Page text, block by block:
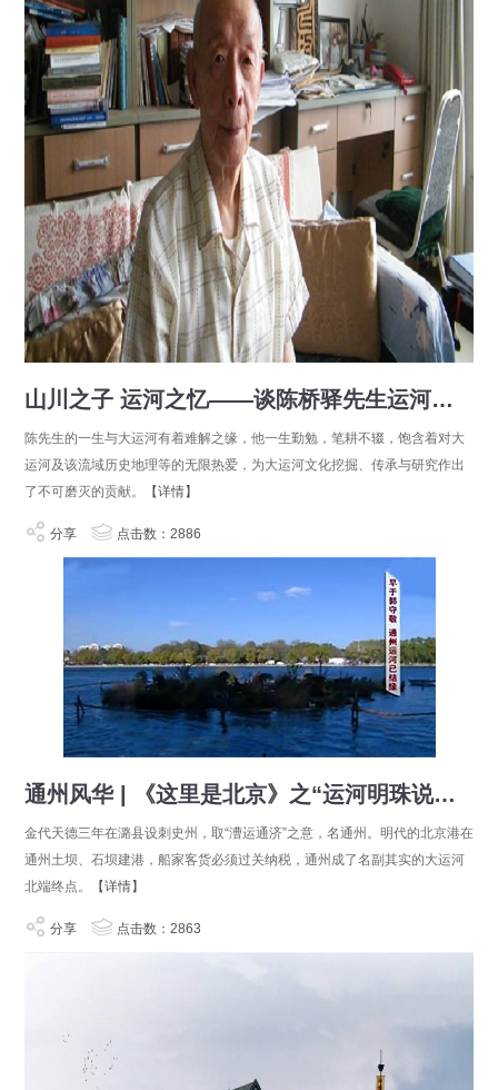
山川之子 运河之忆——谈陈桥驿先生运河研究的学术贡献
陈先生的一生与大运河有着难解之缘，他一生勤勉，笔耕不辍，饱含着对大
运河及该流域历史地理等的无限热爱，为大运河文化挖掘、传承与研究作出
了不可磨灭的贡献。
【详情】
分享 点击数：2886
通州风华 | 《这里是北京》之“运河明珠说通州”
金代天德三年在潞县设刺史州，取“漕运通济”之意，名通州。明代的北京港在
通州土坝、石坝建港，船家客货必须过关纳税，通州成了名副其实的大运河
北端终点。
【详情】
分享 点击数：2863